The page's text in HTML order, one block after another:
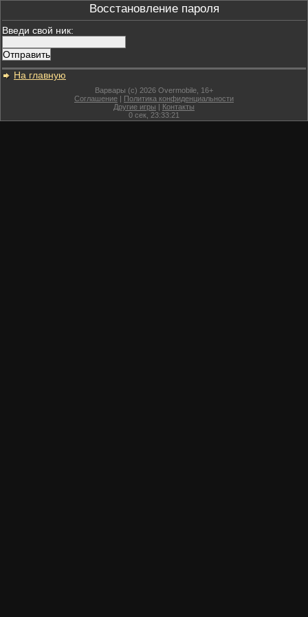
Восстановление пароля
Введи свой ник:
На главную
Варвары (c) 2026 Overmobile, 16+
Соглашение | Политика конфиденциальности
Другие игры | Контакты
0 сек, 23:33:21